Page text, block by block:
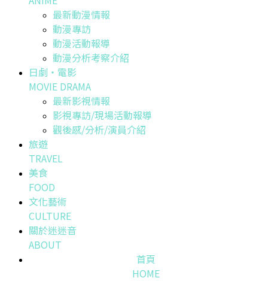
最新動漫情報
動漫專訪
動漫活動報導
動漫分析考察介紹
日劇・電影
MOVIE DRAMA
最新影視情報
影視專訪/現場活動報導
觀後感/分析/演員介紹
旅遊
TRAVEL
美食
FOOD
文化藝術
CULTURE
關於迷迷音
ABOUT
首頁
HOME